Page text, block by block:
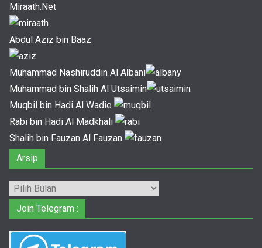
Miraath.Net
Abdul Aziz bin Baaz
Muhammad Nashiruddin Al Albani
Muhammad bin Shalih Al Utsaimin
Muqbil bin Hadi Al Wadie
Rabi bin Hadi Al Madkhali
Shalih bin Fauzan Al Fauzan
Arsip
Arsip
Join Telegram :